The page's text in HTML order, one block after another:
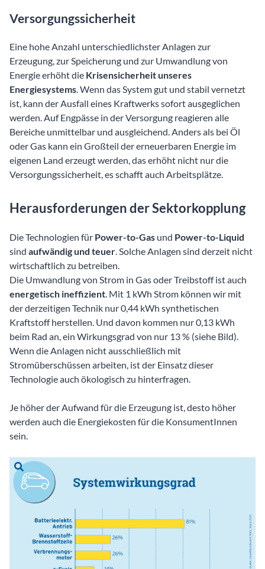
Versorgungssicherheit
Eine hohe Anzahl unterschiedlichster Anlagen zur
Erzeugung, zur Speicherung und zur Umwandlung von
Energie erhöht die Krisensicherheit unseres
Energiesystems. Wenn das System gut und stabil vernetzt
ist, kann der Ausfall eines Kraftwerks sofort ausgeglichen
werden. Auf Engpässe in der Versorgung reagieren alle
Bereiche unmittelbar und ausgleichend. Anders als bei Öl
oder Gas kann ein Großteil der erneuerbaren Energie im
eigenen Land erzeugt werden, das erhöht nicht nur die
Versorgungssicherheit, es schafft auch Arbeitsplätze.
Herausforderungen der Sektorkopplung
Die Technologien für Power-to-Gas und Power-to-Liquid
sind aufwändig und teuer. Solche Anlagen sind derzeit nicht
wirtschaftlich zu betreiben.
Die Umwandlung von Strom in Gas oder Treibstoff ist auch
energetisch ineffizient. Mit 1 kWh Strom können wir mit
der derzeitigen Technik nur 0,44 kWh synthetischen
Kraftstoff herstellen. Und davon kommen nur 0,13 kWh
beim Rad an, ein Wirkungsgrad von nur 13 % (siehe Bild).
Wenn die Anlagen nicht ausschließlich mit
Stromüberschüssen arbeiten, ist der Einsatz dieser
Technologie auch ökologisch zu hinterfragen.
Je höher der Aufwand für die Erzeugung ist, desto höher
werden auch die Energiekosten für die KonsumentInnen
sein.